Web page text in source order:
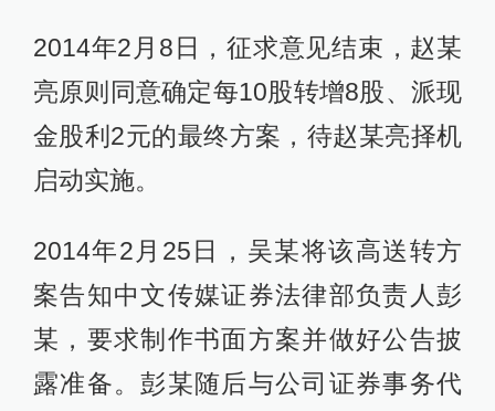
2014年2月8日，征求意见结束，赵某
亮原则同意确定每10股转增8股、派现
金股利2元的最终方案，待赵某亮择机
启动实施。
2014年2月25日，吴某将该高送转方
案告知中文传媒证券法律部负责人彭
某，要求制作书面方案并做好公告披
露准备。彭某随后与公司证券事务代